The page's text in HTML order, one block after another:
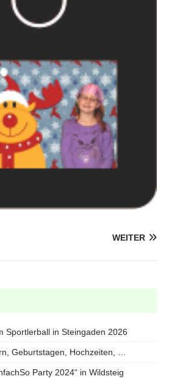
WEITER
Sportlerball in Steingaden 2026
Geburtstagen, Hochzeiten, …
Party 2024“ in Wildsteig